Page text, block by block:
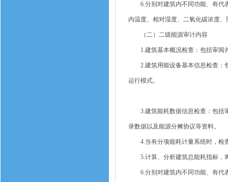
6.分别对建筑内不同功能、有代表
内温度、相对湿度、二氧化碳浓度
（二）二级能源审计内容
1.建筑基本概况检查：包括审阅并
2.建筑用能设备基本信息检查：包
运行模式。
3.建筑能耗数据信息检查：包括审
录数据以及能源分摊协议等资料。
4.当有分项能耗计量系统时，检查
5.计算、分析建筑总能耗指标，将
6.分别对建筑内不同功能、有代表